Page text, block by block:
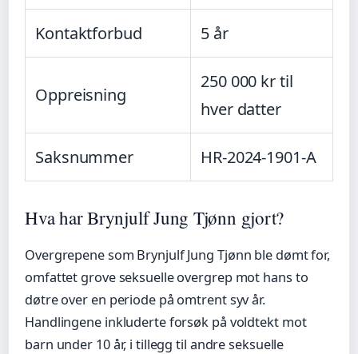
Kontaktforbud 5 år
Oppreisning
250 000 kr til
hver datter
Saksnummer HR-2024-1901-A
Hva har Brynjulf Jung Tjønn gjort?
Overgrepene som Brynjulf Jung Tjønn ble dømt for,
omfattet grove seksuelle overgrep mot hans to
døtre over en periode på omtrent syv år.
Handlingene inkluderte forsøk på voldtekt mot
barn under 10 år, i tillegg til andre seksuelle